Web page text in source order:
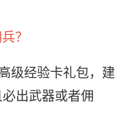
？
级经验卡礼包，建
出武器或者佣